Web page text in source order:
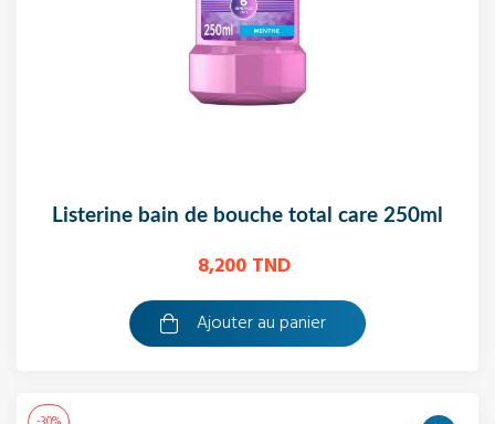
listerine bain de bouche total care 250ml
8,200 TND
Ajouter au panier